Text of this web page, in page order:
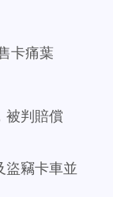
卡痛葉
被判賠償
盜竊卡車並